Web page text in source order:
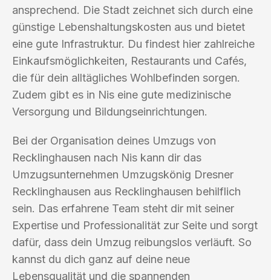
ansprechend. Die Stadt zeichnet sich durch eine
günstige Lebenshaltungskosten aus und bietet
eine gute Infrastruktur. Du findest hier zahlreiche
Einkaufsmöglichkeiten, Restaurants und Cafés,
die für dein alltägliches Wohlbefinden sorgen.
Zudem gibt es in Nis eine gute medizinische
Versorgung und Bildungseinrichtungen.
Bei der Organisation deines Umzugs von
Recklinghausen nach Nis kann dir das
Umzugsunternehmen Umzugskönig Dresner
Recklinghausen aus Recklinghausen behilflich
sein. Das erfahrene Team steht dir mit seiner
Expertise und Professionalität zur Seite und sorgt
dafür, dass dein Umzug reibungslos verläuft. So
kannst du dich ganz auf deine neue
Lebensqualität und die spannenden